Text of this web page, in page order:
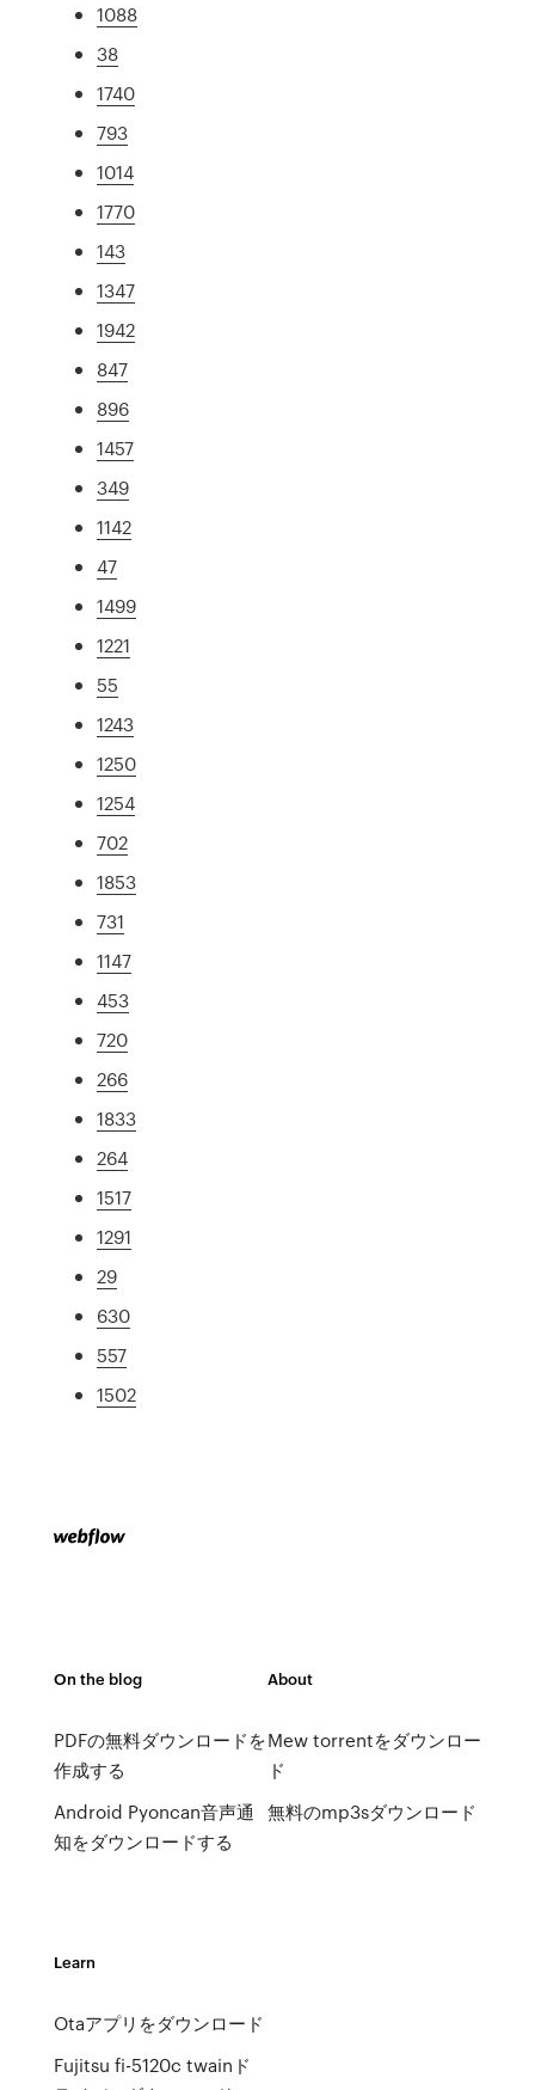
1088
38
1740
793
1014
1770
143
1347
1942
847
896
1457
349
1142
47
1499
1221
55
1243
1250
1254
702
1853
731
1147
453
720
266
1833
264
1517
1291
29
630
557
1502
On the blog
PDFの無料ダウンロードを
作成する
Android Pyoncan音声通
知をダウンロードする
About
Mew torrentをダウンロー
ド
無料のmp3sダウンロード
Learn
Otaアプリをダウンロード
Fujitsu fi-5120c twainド